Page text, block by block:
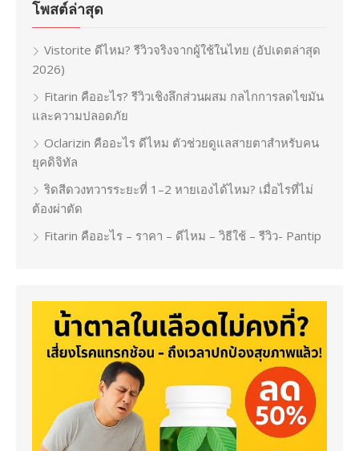
โพสต์ล่าสุด
Vistorite ดีไหม? รีวิวจริงจากผู้ใช้ในไทย (อัปเดตล่าสุด
2026)
Fitarin คืออะไร? รีวิวเชิงลึกส่วนผสม กลไกการลดไขมัน
และความปลอดภัย
Oclarizin คืออะไร ดีไหม ตัวช่วยดูแลสายตาสำหรับคน
ยุคดิจิทัล
ริดสีดวงทวารระยะที่ 1–2 หายเองได้ไหม? เมื่อไรที่ไม่
ต้องผ่าตัด
Fitarin คืออะไร – ราคา – ดีไหม – วิธีใช้ – รีวิว- Pantip